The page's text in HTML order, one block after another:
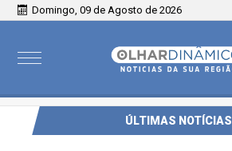
Domingo, 09 de Agosto de 2026
ÚLTIMAS NOTÍCIAS